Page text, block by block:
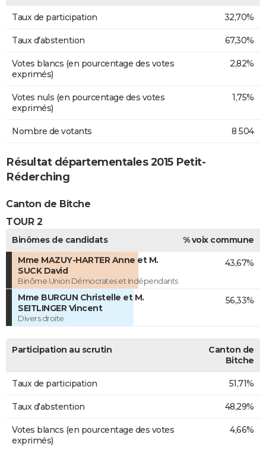
Taux de participation 32,70%
Taux d'abstention 67,30%
Votes blancs (en pourcentage des votes
exprimés)
2,82%
Votes nuls (en pourcentage des votes
exprimés)
1,75%
Nombre de votants 8 504
Résultat départementales 2015 Petit-
Réderching
Canton de Bitche
TOUR 2
Binômes de candidats
% voix commune
Mme MAZUY-HARTER Anne et M.
SUCK David
Binôme Union Démocrates et Indépendants
43,67%
Mme BURGUN Christelle et M.
SEITLINGER Vincent
Divers droite
56,33%
Participation au scrutin
Canton de
Bitche
Taux de participation 51,71%
Taux d'abstention 48,29%
Votes blancs (en pourcentage des votes
exprimés)
4,66%